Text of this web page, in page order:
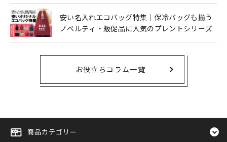
安い名入れエコバッグ特集｜保冷バッグも揃う
ノベルティ・販促品に人気のプレントシリーズ
お役立ちコラム一覧
商品カテゴリー